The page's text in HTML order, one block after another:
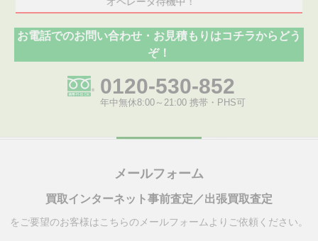
お電話でのお問い合わせ・お見積もりはコチラからどう
ぞ！
0120-530-852
年中無休8:00～21:00 携帯・PHS可
メールフォーム
買取インターネット事前査定／出張買取査定
をご要望のお客様はこちらのメールフォームよりご依頼ください。